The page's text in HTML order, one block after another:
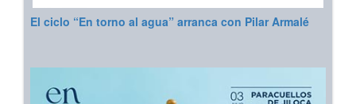
El ciclo “En torno al agua” arranca con Pilar Armalé